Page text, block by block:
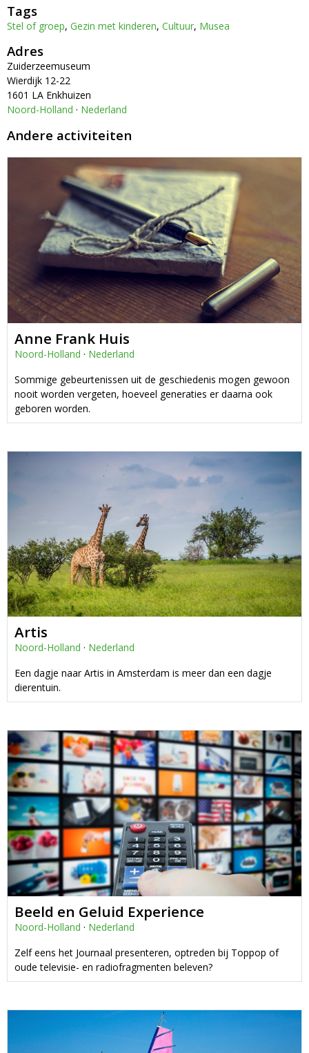
Tags
Stel of groep, Gezin met kinderen, Cultuur, Musea
Adres
Zuiderzeemuseum
Wierdijk 12-22
1601 LA Enkhuizen
Noord-Holland · Nederland
Andere activiteiten
Anne Frank Huis
Noord-Holland · Nederland
Sommige gebeurtenissen uit de geschiedenis mogen gewoon
nooit worden vergeten, hoeveel generaties er daarna ook
geboren worden.
Artis
Noord-Holland · Nederland
Een dagje naar Artis in Amsterdam is meer dan een dagje
dierentuin.
Beeld en Geluid Experience
Noord-Holland · Nederland
Zelf eens het Journaal presenteren, optreden bij Toppop of
oude televisie- en radiofragmenten beleven?